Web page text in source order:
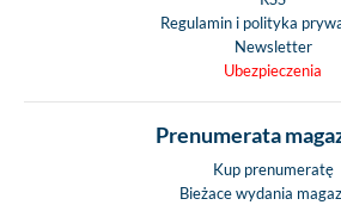
Regulamin i polityka
Newsletter
Ubezpieczenia
Prenumerata
Kup prenumeratę
Bieżace wydania